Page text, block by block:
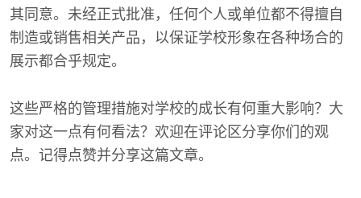
其同意。未经正式批准，任何个人或单位都不得擅自
制造或销售相关产品，以保证学校形象在各种场合的
展示都合乎规定。
这些严格的管理措施对学校的成长有何重大影响？大
家对这一点有何看法？欢迎在评论区分享你们的观
点。记得点赞并分享这篇文章。